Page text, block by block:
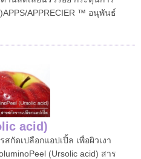
APPRECIER ™ อนุพันธ์
acid)
สกัดเปลือกแอปเปิ้ล เพื่อผิวเงา
(Ursolic acid) สาร